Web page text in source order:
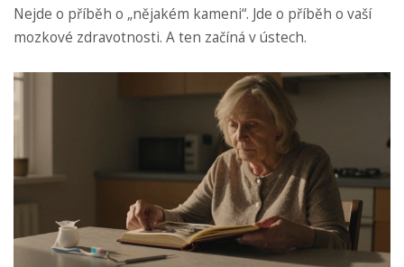
Nejde o příběh o „nějakém kameni“. Jde o příběh o vaší
mozkové zdravotnosti. A ten začíná v ústech.